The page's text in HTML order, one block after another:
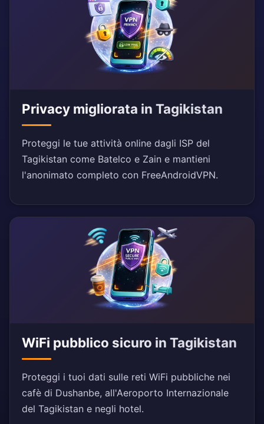
Privacy migliorata in Tagikistan
Proteggi le tue attività online dagli ISP del
Tagikistan come Batelco e Zain e mantieni
l'anonimato completo con FreeAndroidVPN.
WiFi pubblico sicuro in Tagikistan
Proteggi i tuoi dati sulle reti WiFi pubbliche nei
cafè di Dushanbe, all'Aeroporto Internazionale
del Tagikistan e negli hotel.